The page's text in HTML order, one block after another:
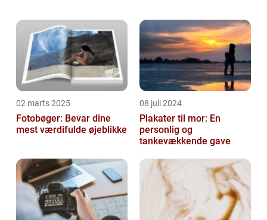
rolle i at kommun...
02 marts 2025
Fotobøger: Bevar dine
mest værdifulde øjeblikke
08 juli 2024
Plakater til mor: En
personlig og
tankevækkende gave